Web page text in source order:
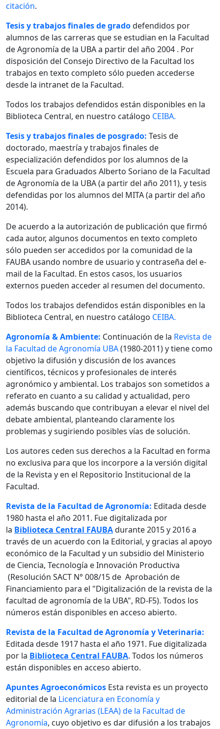
citación.
Tesis y trabajos finales de gradodefendidos por
alumnos de las carreras que se estudian en la Facultad
de Agronomía de la UBA a partir del año 2004 . Por
disposición del Consejo Directivo de la Facultad los
trabajos en texto completo sólo pueden accederse
desde la intranet de la Facultad.
Todos los trabajos defendidos están disponibles en la
Biblioteca Central, en nuestro catálogo CEIBA.
Tesis y trabajos finales de posgrado: Tesis de
doctorado, maestría y trabajos finales de
especialización defendidos por los alumnos de la
Escuela para Graduados Alberto Soriano de la Facultad
de Agronomía de la UBA (a partir del año 2011), y tesis
defendidas por los alumnos del MITA (a partir del año
2014).
De acuerdo a la autorización de publicación que firmó
cada autor, algunos documentos en texto completo
sólo pueden ser accedidos por la comunidad de la
FAUBA usando nombre de usuario y contraseña del e-
mail de la Facultad. En estos casos, los usuarios
externos pueden acceder al resumen del documento.
Todos los trabajos defendidos están disponibles en la
Biblioteca Central, en nuestro catálogo CEIBA.
Agronomía & Ambiente: Continuación de la Revista de
la Facultad de Agronomía UBA(1980-2011) y tiene como
objetivo la difusión y discusión de los avances
científicos, técnicos y profesionales de interés
agronómico y ambiental. Los trabajos son sometidos a
referato en cuanto a su calidad y actualidad, pero
además buscando que contribuyan a elevar el nivel del
debate ambiental, planteando claramente los
problemas y sugiriendo posibles vías de solución.
Los autores ceden sus derechos a la Facultad en forma
no exclusiva para que los incorpore a la versión digital
de la Revista y en el Repositorio Institucional de la
Facultad.
Revista de la Facultad de Agronomía: Editada desde
1980 hasta el año 2011. Fue digitalizada por
la Biblioteca Central FAUBAdurante 2015 y 2016 a
través de un acuerdo con la Editorial, y gracias al apoyo
económico de la Facultad y un subsidio del Ministerio
de Ciencia, Tecnología e Innovación Productiva
(Resolución SACT N° 008/15 de Aprobación de
Financiamiento para el "Digitalización de la revista de la
facultad de agronomía de la UBA", RD-F5). Todos los
números están disponibles en acceso abierto.
Revista de la Facultad de Agronomía y Veterinaria:
Editada desde 1917 hasta el año 1971. Fue digitalizada
por la Biblioteca Central FAUBA. Todos los números
están disponibles en acceso abierto.
Apuntes Agroeconómicos Esta revista es un proyecto
editorial de la Licenciatura en Economía y
Administración Agrarias (LEAA) de la Facultad de
Agronomía, cuyo objetivo es dar difusión a los trabajos